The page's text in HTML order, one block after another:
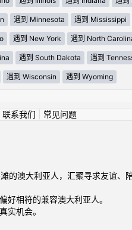
遇到 Minnesota 遇到 Mississippi
遇到 New York 遇到 North
遇到 South Dakota 遇到
遇到 Wisconsin 遇到 Wyoming
联系我们 常见问题
澳大利亚人，汇聚寻求友谊、
相符的兼容澳大利亚人。
机会。